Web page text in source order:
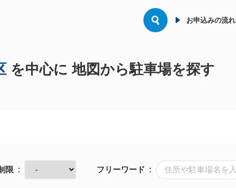
お申込みの流れ
を中心に 地図から駐車場を探す
限 フリーワード